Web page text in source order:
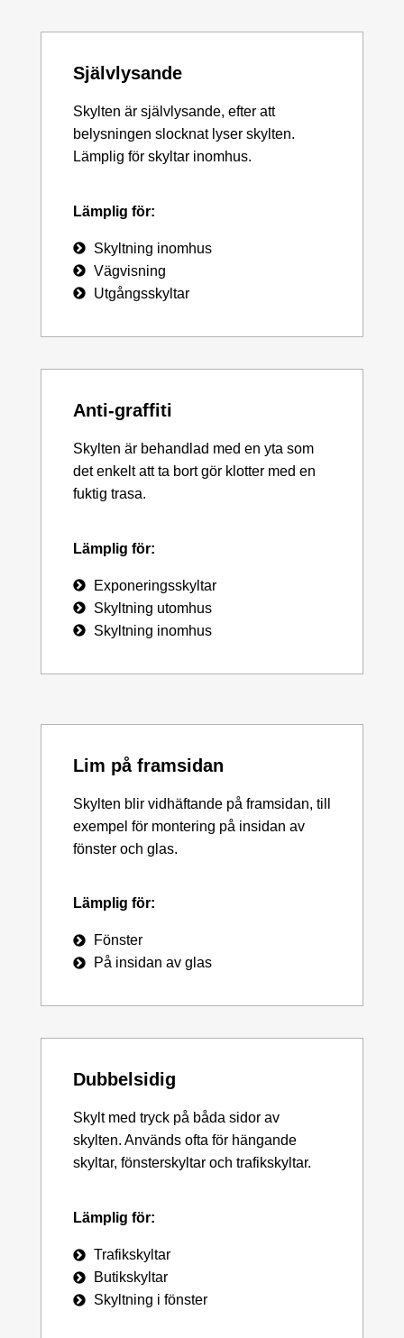
Självlysande
Skylten är självlysande, efter att
belysningen slocknat lyser skylten.
Lämplig för skyltar inomhus.
Lämplig för:
Skyltning inomhus
Vägvisning
Utgångsskyltar
Anti-graffiti
Skylten är behandlad med en yta som
det enkelt att ta bort gör klotter med en
fuktig trasa.
Lämplig för:
Exponeringsskyltar
Skyltning utomhus
Skyltning inomhus
Lim på framsidan
Skylten blir vidhäftande på framsidan, till
exempel för montering på insidan av
fönster och glas.
Lämplig för:
Fönster
På insidan av glas
Dubbelsidig
Skylt med tryck på båda sidor av
skylten. Används ofta för hängande
skyltar, fönsterskyltar och trafikskyltar.
Lämplig för:
Trafikskyltar
Butikskyltar
Skyltning i fönster